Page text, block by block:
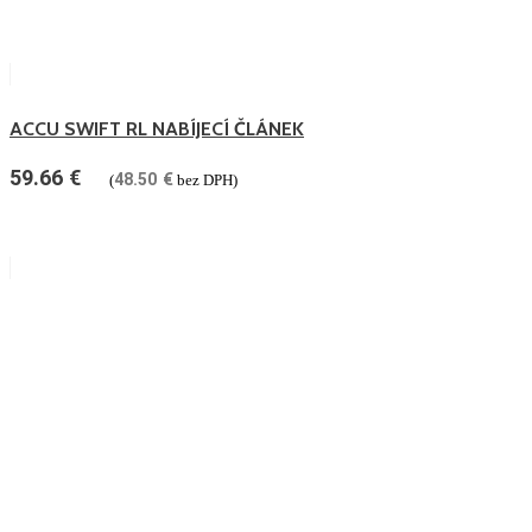
ACCU SWIFT RL NABÍJECÍ ČLÁNEK
59.66 € (48.50 € bez DPH)